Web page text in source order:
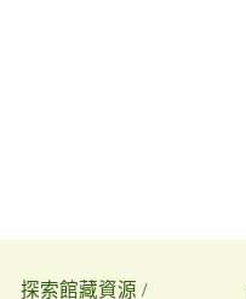
探索館藏資源 /